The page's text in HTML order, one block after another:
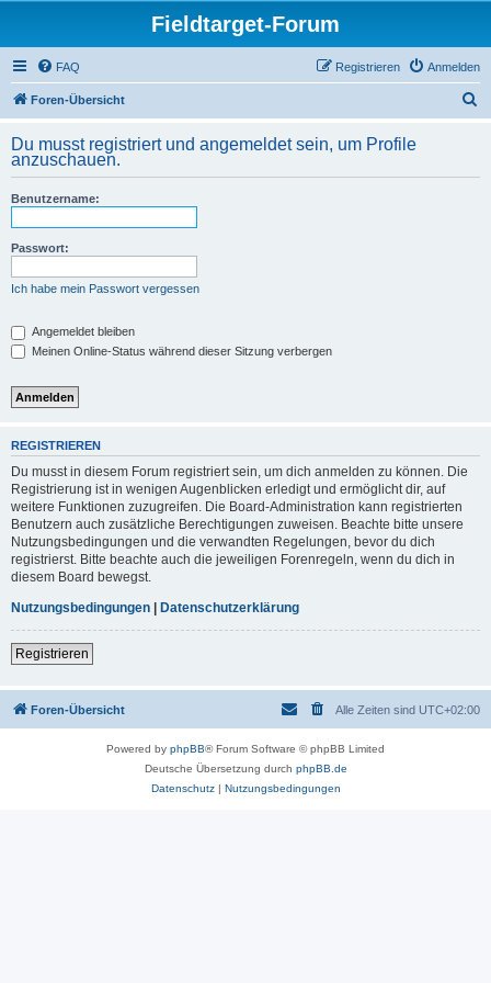
Fieldtarget-Forum
FAQ Anmelden
Registrieren
Foren-Übersicht
h
Du musst registriert und angemeldet sein, um Profile
anzuschauen.
Benutzername:
Passwort:
Ich habe mein Passwort vergessen
Angemeldet bleiben
Meinen Online-Status während dieser Sitzung verbergen
REGISTRIEREN
Du musst in diesem Forum registriert sein, um dich anmelden zu können. Die
Registrierung ist in wenigen Augenblicken erledigt und ermöglicht dir, auf
weitere Funktionen zuzugreifen. Die Board-Administration kann registrierten
Benutzern auch zusätzliche Berechtigungen zuweisen. Beachte bitte unsere
Nutzungsbedingungen und die verwandten Regelungen, bevor du dich
registrierst. Bitte beachte auch die jeweiligen Forenregeln, wenn du dich in
diesem Board bewegst.
Nutzungsbedingungen | Datenschutzerklärung
Registrieren
Foren-Übersicht Alle Zeiten sind UTC+02:00
Powered by phpBB® Forum Software © phpBB Limited
Deutsche Übersetzung durch phpBB.de
Datenschutz| Nutzungsbedingungen